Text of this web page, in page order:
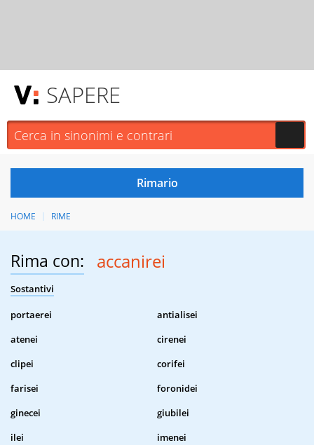
SAPERE
HOME RIME
Rima con: accanirei
Sostantivi
portaerei
antialisei
atenei
cirenei
clipei
corifei
farisei
foronidei
ginecei
giubilei
ilei
imenei